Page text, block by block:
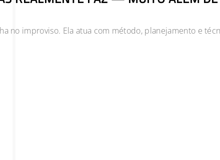
no improviso. Ela atua com método, planejamento e